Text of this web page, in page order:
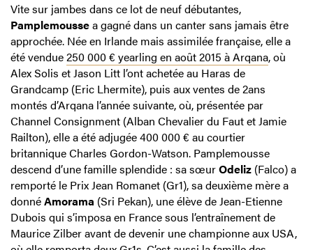
Vite sur jambes dans ce lot de neuf débutantes,
Pamplemoussea gagné dans un canter sans jamais être
approchée. Née en Irlande mais assimilée française, elle a
été vendue250 000 € yearling en août 2015 à Arqana, où
Alex Solis et Jason Litt l’ont achetée au Haras de
Grandcamp (Eric Lhermite), puis aux ventes de 2ans
montés d’Arqana l’année suivante, où, présentée par
Channel Consignment (Alban Chevalier du Faut et Jamie
Railton), elle a été adjugée 400 000 € au courtier
britannique Charles Gordon-Watson. Pamplemousse
descend d’une famille splendide : sa sœurOdeliz (Falco) a
remporté le Prix Jean Romanet (Gr1), sa deuxième mère a
donnéAmorama (Sri Pekan), une élève de Jean-Etienne
Dubois qui s’imposa en France sous l’entraînement de
Maurice Zilber avant de devenir une championne aux USA,